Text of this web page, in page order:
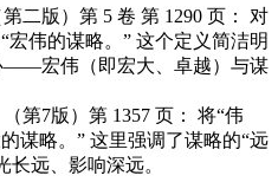
第二版）第 5 卷 第 1290 页： 对
宏伟的谋略。” 这个定义简洁明
——宏伟（即宏大、卓越）与谋
第7版）第 1357 页： 将“伟
谋略。” 这里强调了谋略的“远
长远、影响深远。